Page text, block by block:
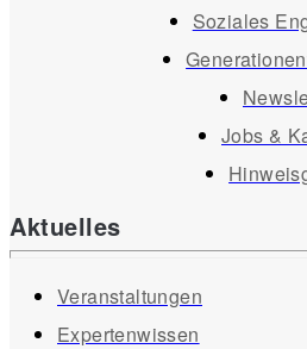
Soziales
Jobs &
Aktuelles
Veranstaltungen
Expertenwissen